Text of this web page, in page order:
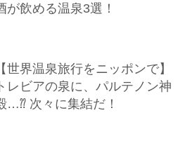
が飲める温泉3選！
【世界温泉旅行をニッポンで】
レビアの泉に、パルテノン神
…⁇ 次々に集結だ！